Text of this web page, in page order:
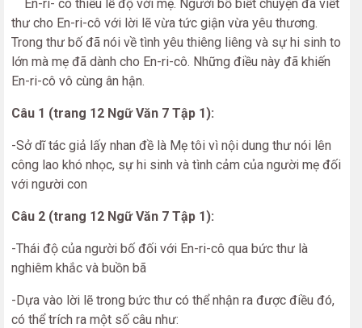
En-ri- cô thiếu lễ độ với mẹ. Người bố biết chuyện đã viết
thư cho En-ri-cô với lời lẽ vừa tức giận vừa yêu thương.
Trong thư bố đã nói về tình yêu thiêng liêng và sự hi sinh to
lớn mà mẹ đã dành cho En-ri-cô. Những điều này đã khiến
En-ri-cô vô cùng ân hận.
Câu 1 (trang 12 Ngữ Văn 7 Tập 1):
-Sở dĩ tác giả lấy nhan đề là Mẹ tôi vì nội dung thư nói lên
công lao khó nhọc, sự hi sinh và tình cảm của người mẹ đối
với người con
Câu 2 (trang 12 Ngữ Văn 7 Tập 1):
-Thái độ của người bố đối với En-ri-cô qua bức thư là
nghiêm khắc và buồn bã
-Dựa vào lời lẽ trong bức thư có thể nhận ra được điều đó,
có thể trích ra một số câu như: